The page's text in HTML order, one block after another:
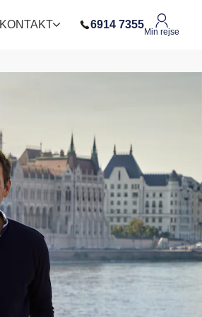
KONTAKT 6914 7355
Min rejse